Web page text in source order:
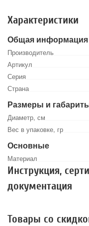
Характеристики
Общая информация
Производитель
Артикул
Серия
Страна
Размеры и
Диаметр, см
Вес в упаковке, гр
Основные
Материал
Инструкция,
документация
Товары со